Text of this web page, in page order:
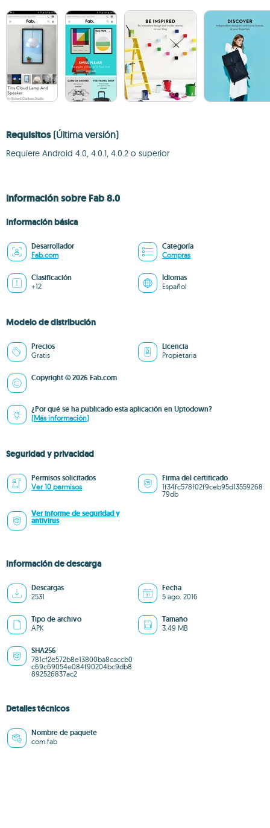
Requisitos (Última versión)
Requiere Android 4.0, 4.0.1, 4.0.2 o superior
Información sobre Fab 8.0
Información básica
Desarrollador
Fab.com
Categoría
Compras
Clasificación
+12
Idiomas
Español
Modelo de distribución
Precios
Gratis
Licencia
Propietaria
Copyright © 2026 Fab.com
¿Por qué se ha publicado esta aplicación en Uptodown?
(Más información)
Seguridad y privacidad
Permisos solicitados
Ver 10 permisos
Firma del certificado
1f34fc578f02f9ceb95d13559268
79db
Ver informe de seguridad y
antivirus
Información de descarga
Descargas
2531
Fecha
5 ago. 2016
Tipo de archivo
APK
Tamaño
3.49 MB
SHA256
781cf2e572b8e13800ba8caccb0
c69c69054e084f90204bc9db8
892526837ac2
Detalles técnicos
Nombre de paquete
com.fab